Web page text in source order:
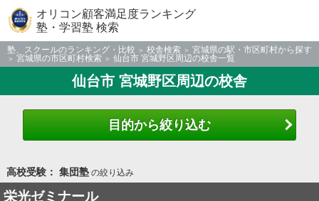
オリコン顧客満足度ランキング
塾・学習塾 検索
塾、スクールのランキング・比較 校舎検索
宮城県の駅・市区町村から探す
宮城県の市区町村検索
仙台市 宮城野区周辺の校舎一覧
仙台市 宮城野区周辺の校舎
目的から絞り込む
高校受験： 集団塾の絞り込み
栄光ゼミナール